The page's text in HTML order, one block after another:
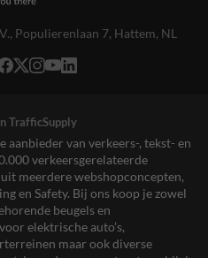
Populierenlaan 7, Hattem, NL
TrafficSupply
van verkeers-, tekst- en
verkeersgerelateerde
meerdere webshopconcepten,
en Safety. Bij ons koop je zowel
beugels en
elektrische auto’s,
maar ook diverse